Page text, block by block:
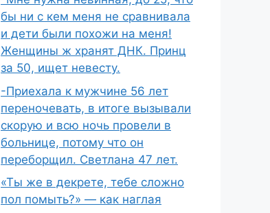
бы ни с кем меня не сравнивала
и дети были похожи на меня!
Женщины ж хранят ДНК. Принц
за 50, ищет невесту.
-Приехала к мужчине 56 лет
переночевать, в итоге вызывали
скорую и всю ночь провели в
больнице, потому что он
переборщил. Светлана 47 лет.
«Ты же в декрете, тебе сложно
пол помыть?» — как наглая